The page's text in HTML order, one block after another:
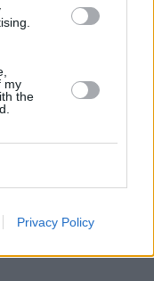
my
the
Privacy Policy